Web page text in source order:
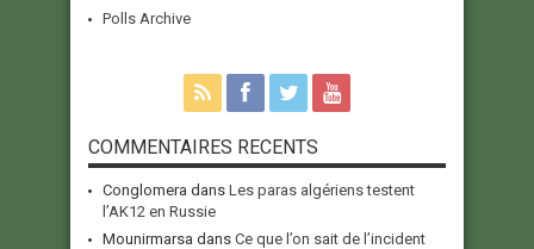
Polls Archive
COMMENTAIRES RECENTS
Conglomera dans Les paras algériens testent
l’AK12 en Russie
Mounirmarsa dans Ce que l’on sait de l’incident